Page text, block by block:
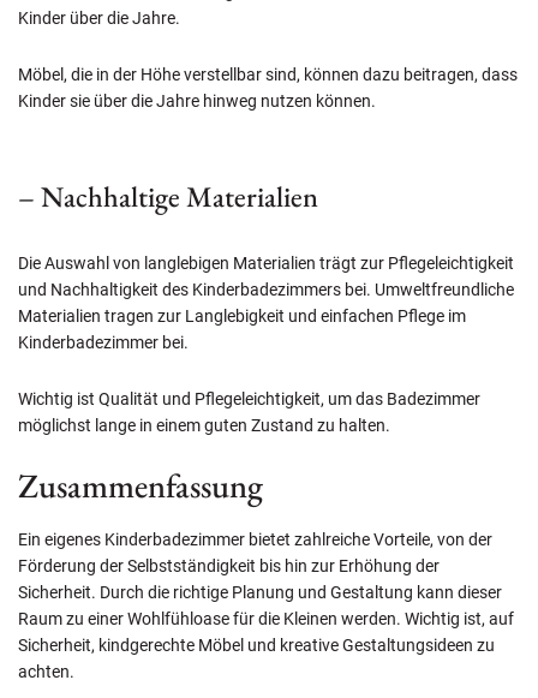
Kinder über die Jahre.
Möbel, die in der Höhe verstellbar sind, können dazu beitragen, dass
Kinder sie über die Jahre hinweg nutzen können.
– Nachhaltige Materialien
Die Auswahl von langlebigen Materialien trägt zur Pflegeleichtigkeit
und Nachhaltigkeit des Kinderbadezimmers bei. Umweltfreundliche
Materialien tragen zur Langlebigkeit und einfachen Pflege im
Kinderbadezimmer bei.
Wichtig ist Qualität und Pflegeleichtigkeit, um das Badezimmer
möglichst lange in einem guten Zustand zu halten.
Zusammenfassung
Ein eigenes Kinderbadezimmer bietet zahlreiche Vorteile, von der
Förderung der Selbstständigkeit bis hin zur Erhöhung der
Sicherheit. Durch die richtige Planung und Gestaltung kann dieser
Raum zu einer Wohlfühloase für die Kleinen werden. Wichtig ist, auf
Sicherheit, kindgerechte Möbel und kreative Gestaltungsideen zu
achten.